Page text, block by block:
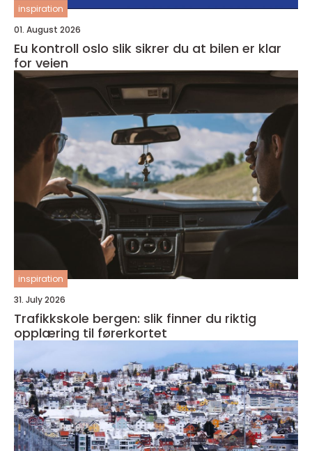
inspiration
01. August 2026
Eu kontroll oslo slik sikrer du at bilen er klar
for veien
inspiration
31. July 2026
Trafikkskole bergen: slik finner du riktig
opplæring til førerkortet